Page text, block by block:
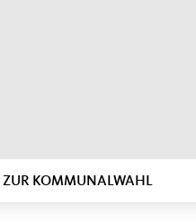
ZUR KOMMUNALWAHL